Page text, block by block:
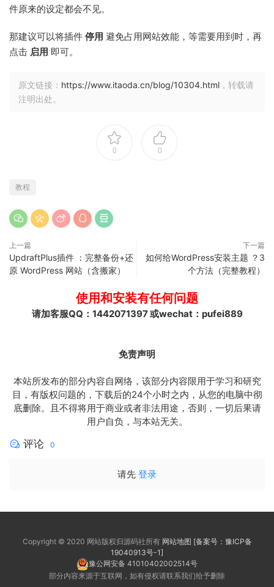
件原来的设定都会不见。
那建议可以将插件 停用 避免占用网站效能，等需要用到时，再
点击 启用 即可。
原文链接： https://www.itaoda.cn/blog/10304.html ，转载请
注明出处。
0 0
教程
上一篇
UpdraftPlus插件 ：完整备份+还
原 WordPress 网站（含搬家）
下一篇
如何给WordPress安装主题 ？3
个方法（完整教程）
使用和安装有任何问题
请加客服QQ：1442071397 或wechat：pufei889
免责声明
本站所发布的部分内容自网络，该部分内容限用于学习和研究
目，有版权问题的，下载后的24个小时之内，从您的电脑中彻
底删除。且不得将用于商业或者非法用途，否则，一切后果请
用户自负，与本站无关。
评论 0
请先 登录
Copyright © 2020 网站版权归源码社所有 网站地图 [备案号：豫ICP备
19040913号-1]
豫公网安备 41010402002514号
部分内容来源于互联网，如有侵权请联系我们给予删除